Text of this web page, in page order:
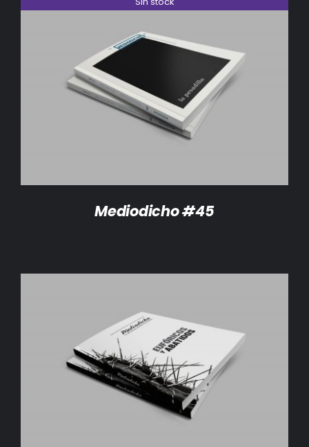
DETALLES
Mediodicho #45
AÑADIR AL CARRITO / DETALLES